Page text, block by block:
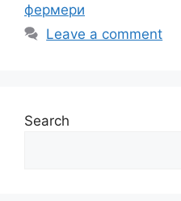
фермери
Leave a comment
Search